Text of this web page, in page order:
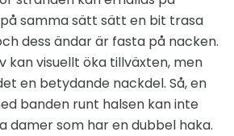
samma sätt sätt en bit trasa
dess ändar är fasta på nacken.
kan visuellt öka tillväxten, men
en betydande nackdel. Så, en
banden runt halsen kan inte
damer som har en dubbel haka.